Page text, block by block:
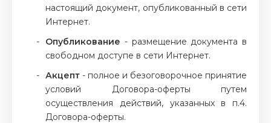
настоящий документ, опубликованный в сети
Интернет.
Опубликование - размещение документа в
свободном доступе в сети Интернет.
Акцепт - полное и безоговорочное принятие
условий Договора-оферты путем
осуществления действий, указанных в п.4.
Договора-оферты.